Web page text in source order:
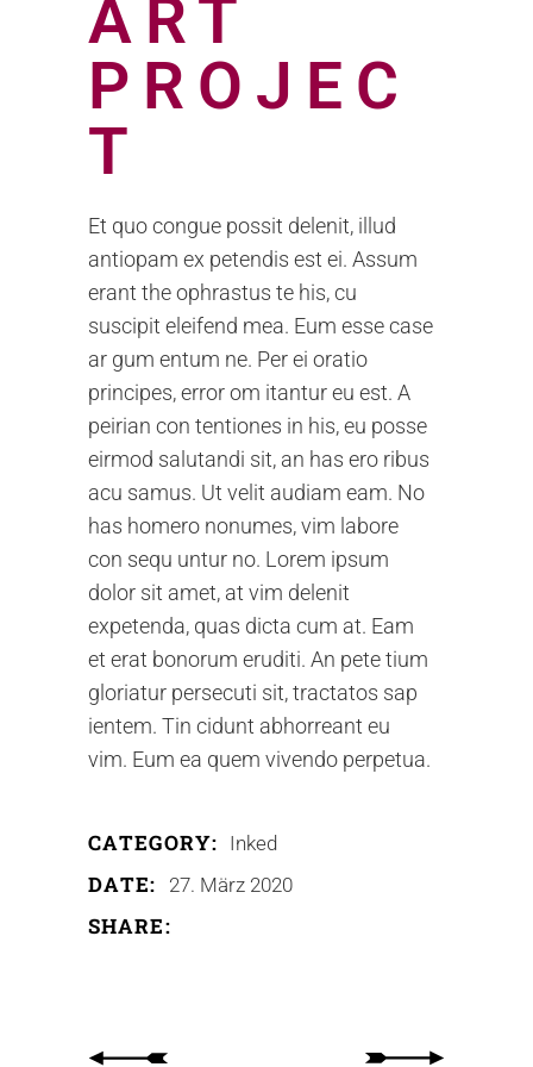
ART
PROJEC
T
Et quo congue possit delenit, illud
antiopam ex petendis est ei. Assum
erant the ophrastus te his, cu
suscipit eleifend mea. Eum esse case
ar gum entum ne. Per ei oratio
principes, error om itantur eu est. A
peirian con tentiones in his, eu posse
eirmod salutandi sit, an has ero ribus
acu samus. Ut velit audiam eam. No
has homero nonumes, vim labore
con sequ untur no. Lorem ipsum
dolor sit amet, at vim delenit
expetenda, quas dicta cum at. Eam
et erat bonorum eruditi. An pete tium
gloriatur persecuti sit, tractatos sap
ientem. Tin cidunt abhorreant eu
vim. Eum ea quem vivendo perpetua.
CATEGORY: Inked
DATE: 27. März 2020
SHARE: